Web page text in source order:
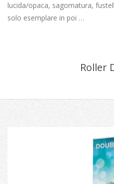
lucida/opaca, sagomatura,
solo esemplare in poi …
Roller